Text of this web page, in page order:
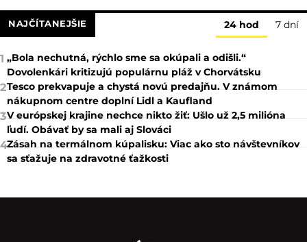
NAJČÍTANEJŠIE 24 hod 7 dní
1 „Bola nechutná, rýchlo sme sa okúpali a odišli.“
Dovolenkári kritizujú populárnu pláž v Chorvátsku
2Tesco prekvapuje a chystá novú predajňu. V známom
nákupnom centre doplní Lidl a Kaufland
3V európskej krajine nechce nikto žiť: Ušlo už 2,5 milióna
ľudí. Obávať by sa mali aj Slováci
4Zásah na termálnom kúpalisku: Viac ako sto návštevníkov
sa sťažuje na zdravotné ťažkosti